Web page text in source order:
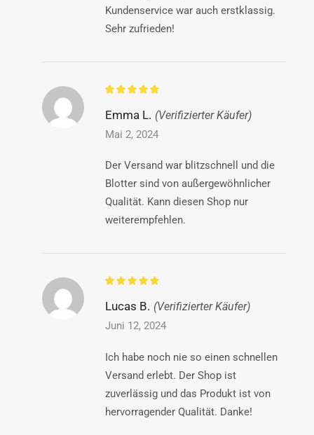
Kundenservice war auch erstklassig.
Sehr zufrieden!
Emma L. (Verifizierter Käufer)
Mai 2, 2024
Der Versand war blitzschnell und die
Blotter sind von außergewöhnlicher
Qualität. Kann diesen Shop nur
weiterempfehlen.
Lucas B. (Verifizierter Käufer)
Juni 12, 2024
Ich habe noch nie so einen schnellen
Versand erlebt. Der Shop ist
zuverlässig und das Produkt ist von
hervorragender Qualität. Danke!